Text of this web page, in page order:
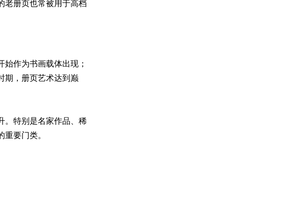
老册页也常被用于高档
作为书画载体出现；
期，册页艺术达到巅
。特别是名家作品、稀
要门类。